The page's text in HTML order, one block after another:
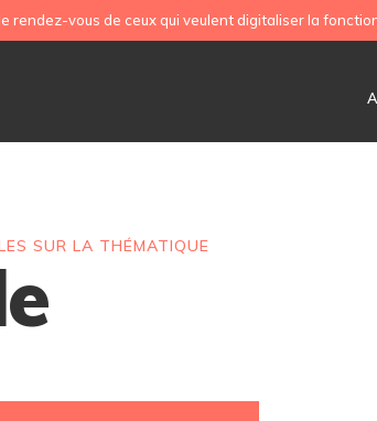
rendez-vous de ceux qui veulent digitaliser la
SUR LA THÉMATIQUE